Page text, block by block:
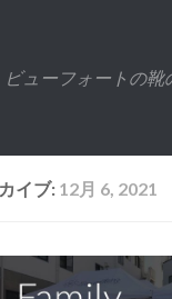
ビューフォートの靴
イブ: 12月 6, 2021